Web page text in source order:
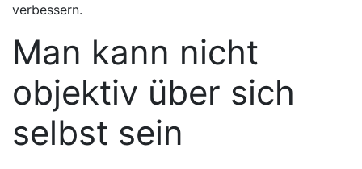
verbessern.
Man kann nicht
objektiv über sich
selbst sein